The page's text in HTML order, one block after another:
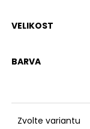
hvězdiček.
VELIKOST
BARVA
Zvolte variantu